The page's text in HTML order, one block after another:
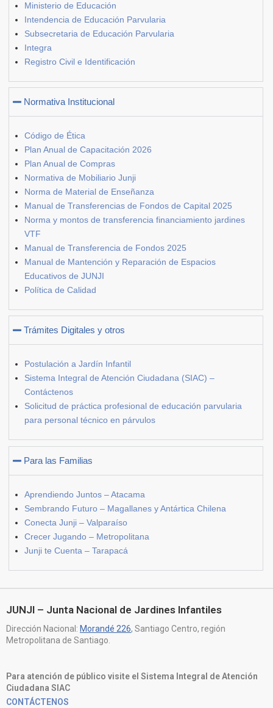
Ministerio de Educación
Intendencia de Educación Parvularia
Subsecretaria de Educación Parvularia
Integra
Registro Civil e Identificación
Normativa Institucional
Código de Ética
Plan Anual de Capacitación 2026
Plan Anual de Compras
Normativa de Mobiliario Junji
Norma de Material de Enseñanza
Manual de Transferencias de Fondos de Capital 2025
Norma y montos de transferencia financiamiento jardines
VTF
Manual de Transferencia de Fondos 2025
Manual de Mantención y Reparación de Espacios
Educativos de JUNJI
Política de Calidad
Trámites Digitales y otros
Postulación a Jardín Infantil
Sistema Integral de Atención Ciudadana (SIAC) –
Contáctenos
Solicitud de práctica profesional de educación parvularia
para personal técnico en párvulos
Para las Familias
Aprendiendo Juntos – Atacama
Sembrando Futuro – Magallanes y Antártica Chilena
Conecta Junji – Valparaíso
Crecer Jugando – Metropolitana
Junji te Cuenta – Tarapacá
JUNJI – Junta Nacional de Jardines Infantiles
Dirección Nacional: Morandé 226, Santiago Centro, región
Metropolitana de Santiago.
Para atención de público visite el Sistema Integral de Atención
Ciudadana SIAC
CONTÁCTENOS